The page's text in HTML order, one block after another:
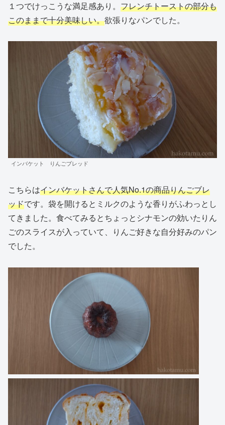
１つでけっこうな満足感あり。 フレンチトーストの部分も
このままで十分美味しい。欲張りなパンでした。
インバケット りんごブレッド
こちらはインバケットさんで人気No.1の商品りんごブレ
ッドです。袋を開けるとミルクのような香りがふわっとし
てきました。食べてみるとちょっとシナモンの効いたりん
ごのスライスが入っていて、りんご好きな自分好みのパン
でした。